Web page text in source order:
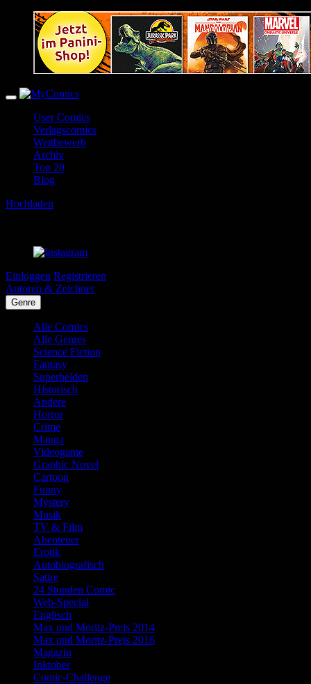
User Comics
Verlagscomics
Wettbewerb
Archiv
Top 20
Blog
Hochladen
Einloggen Registrieren
Autoren & Zeichner
Genre
Alle Comics
Alle Genres
Science Fiction
Fantasy
Superhelden
Historisch
Andere
Horror
Crime
Manga
Videogame
Graphic Novel
Cartoon
Funny
Mystery
Musik
TV & Film
Abenteuer
Erotik
Autobiografisch
Satire
24 Stunden Comic
Web-Special
Englisch
Max und Moritz-Preis 2014
Max und Moritz-Preis 2016
Magazin
Inktober
Comic-Challenge